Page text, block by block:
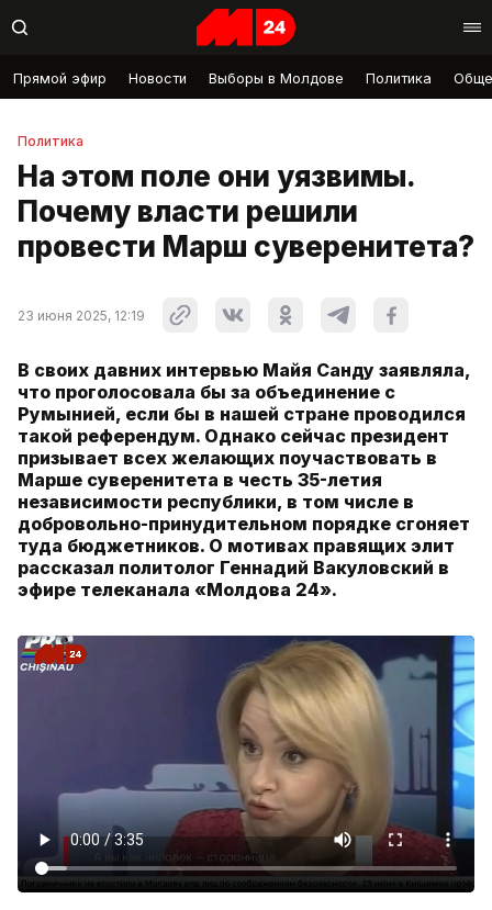
Прямой эфир Новости Выборы в Молдове Политика
Политика
На этом поле они уязвимы.
Почему власти решили
провести Марш суверенитета?
23 июня 2025, 12:19
В своих давних интервью Майя Санду заявляла,
что проголосовала бы за объединение с
Румынией, если бы в нашей стране проводился
такой референдум. Однако сейчас президент
призывает всех желающих поучаствовать в
Марше суверенитета в честь 35-летия
независимости республики, в том числе в
добровольно-принудительном порядке сгоняет
туда бюджетников. О мотивах правящих элит
рассказал политолог Геннадий Вакуловский в
эфире телеканала «Молдова 24».